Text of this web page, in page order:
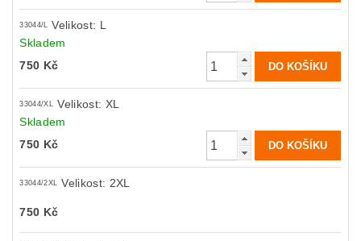
33044/L Velikost: L
Skladem
750 Kč
33044/XL Velikost: XL
Skladem
750 Kč
33044/2XL Velikost: 2XL
750 Kč